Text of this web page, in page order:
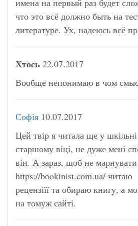
что это всё должно быть на
литературе. Ух, надеюсь всё
Хтось 22.07.2017
Вообще непонимаю в чом
Софія 10.07.2017
Цей твір я читала ще у
старшому віці, не дуже мені
він. А зараз, щоб не
https://bookinist.com.ua/ читаю
рецензіїї та обираю книгу, а
на томуж сайті.